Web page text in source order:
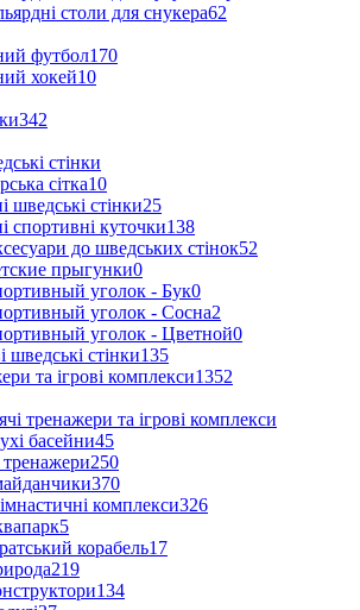
столи для снукера62
футбол170
хокей10
342
стінки
сітка10
шведські стінки25
спортивні куточки138
до шведських стінок52
прыгунки0
уголок - Бук0
уголок - Сосна2
уголок - Цветной0
шведські стінки135
та ігрові комплекси1352
тренажери та ігрові комплекси
басейни45
250
370
комплекси326
5
корабель17
219
134